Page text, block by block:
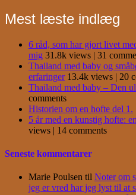
Mest læste indlæg
6 råd, som har gjort livet
mig 31.8k views | 31
Thailand med baby og
erfaringer 13.4k views | 20
Thailand med baby – Den
comments
Historien om en hofte del 1.
5 år med en kunstig hofte:
views | 14 comments
Seneste kommentarer
Marie Poulsen til Noter om
jeg er vred har jeg lyst til at